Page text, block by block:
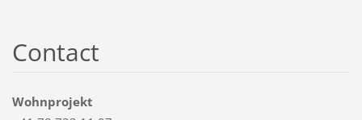
Contact
Wohnprojekt